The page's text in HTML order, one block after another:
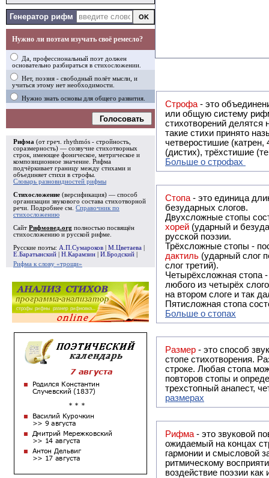
Генератор рифм
Нужно ли поэтам изучать своё ремесло?
Да, профессиональный поэт должен
основательно разбираться в стихосложении.
Нет, поэзия - свободный полёт мысли, и
учиться этому нет необходимости.
Нужно знать основы для общего развития.
Голосовать
Рифма (от греч. rhythmós - стройность,
соразмерность) — созвучие стихотворных
строк, имеющее фоническое, метрическое и
композиционное значение. Рифма
подчёркивает границу между стихами и
объединяет стихи в строфы
Словарь разновидностей рифмы
Стихосложение (версификация) — способ
организации звукового состава стихотворной
речи. Подробнее см. Справочник по
стихосложению
Сайт Рифмовед.org полностью посвящён
стихосложению и русской рифме.
Русские поэты: А.П.Сумароков М.Цветаева
Е.Баратынский
Н.Карамзин И.Бродский
Рифма к слову «трощи»
Строфа - это объединение двух
или общую систему рифм, и регулярно или периодически
стихотворений делятся на строфы и т.о. являются строфическими.
такие стихи принято называть астрофическими. Самая популярная строфа в русской поэзии -
четверостишие
(дистих), трёхстишие
Больше о строфах
Стопа - это единица
безударных слогов.
Двухсложные стопы
хорей (ударный и
русской поэзии.
Трёхсложные стопы -
дактиль (ударный слог
слог третий).
Четырёхсложная стопа
любого из четырёх
на втором слоге и так
Пятисложная стопа
Больше о стопах
Размер - это способ
стопе стихотворения.
строке. Любая стопа
повторов стопы и
трехстопный анапест,
размерах
Рифма - это звуковой повтор, традиционно используемый в поэзии и, как
ожидаемый на концах
гармонии и смысловой
ритмическому
воздействие поэзии